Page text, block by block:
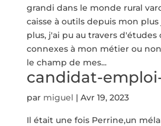
grandi dans le monde rural
caisse à outils depuis mon plus
plus, j'ai pu au travers
connexes à mon métier ou
le champ de mes...
candidat-
par miguel | Avr 19, 2023
Il était une fois Perrine,un